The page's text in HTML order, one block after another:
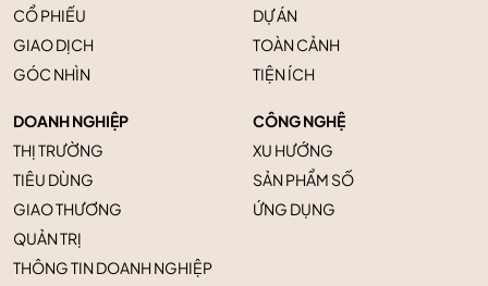
CỔ PHIẾU
GIAO DỊCH
GÓC NHÌN
DỰ ÁN
TOÀN CẢNH
TIỆN ÍCH
DOANH NGHIỆP
THỊ TRƯỜNG
TIÊU DÙNG
GIAO THƯƠNG
QUẢN TRỊ
THÔNG TIN DOANH NGHIỆP
CÔNG NGHỆ
XU HƯỚNG
SẢN PHẨM SỐ
ỨNG DỤNG